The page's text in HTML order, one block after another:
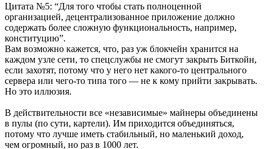
Цитата №5: “Для того чтобы стать полноценной
организацией, децентрализованное приложение должно
содержать более сложную функциональность, например,
конституцию”.
Вам возможно кажется, что, раз уж блокчейн хранится на
каждом узле сети, то спецслужбы не смогут закрыть Биткойн,
если захотят, потому что у него нет какого-то центрального
сервера или чего-то типа того — не к кому прийти закрывать.
Но это иллюзия.
В действительности все «независимые» майнеры объединены
в пулы (по сути, картели). Им приходится объединяться,
потому что лучше иметь стабильный, но маленький доход,
чем огромный, но раз в 1000 лет.